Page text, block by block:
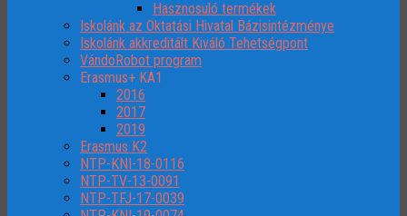
Hasznosuló termékek
Iskolánk az Oktatási Hivatal Bázisintézménye
Iskolánk akkreditált Kiváló Tehetségpont
VándoRobot program
Erasmus+ KA1
2016
2017
2019
Erasmus K2
NTP-KNI-18-0116
NTP-TV-13-0091
NTP-TFJ-17-0039